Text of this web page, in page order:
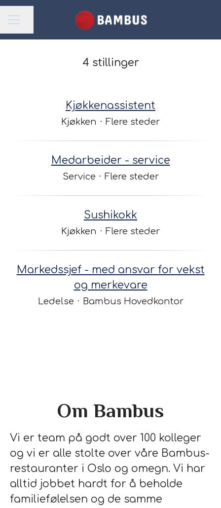
Karrieremeny
Del siden
4 stillinger
Kjøkkenassistent
Kjøkken · Flere steder
Medarbeider - service
Service · Flere steder
Sushikokk
Kjøkken · Flere steder
Markedssjef - med ansvar for vekst
og merkevare
Ledelse · Bambus Hovedkontor
Om Bambus
Vi er team på godt over 100 kolleger
og vi er alle stolte over våre Bambus-
restauranter i Oslo og omegn. Vi har
alltid jobbet hardt for å beholde
familiefølelsen og de samme